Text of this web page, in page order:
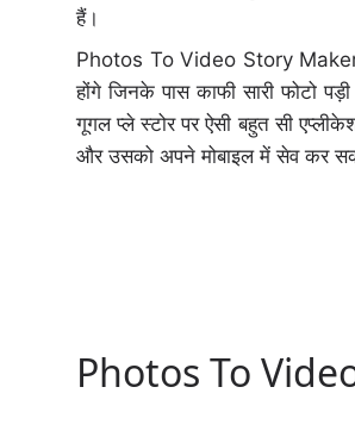
हैं।
Photos To Video Story Maker
होंगे जिनके पास काफी सारी फोटो
गूगल प्ले स्टोर पर ऐसी बहुत सी
और उसको अपने मोबाइल में सेव कर
Photos To